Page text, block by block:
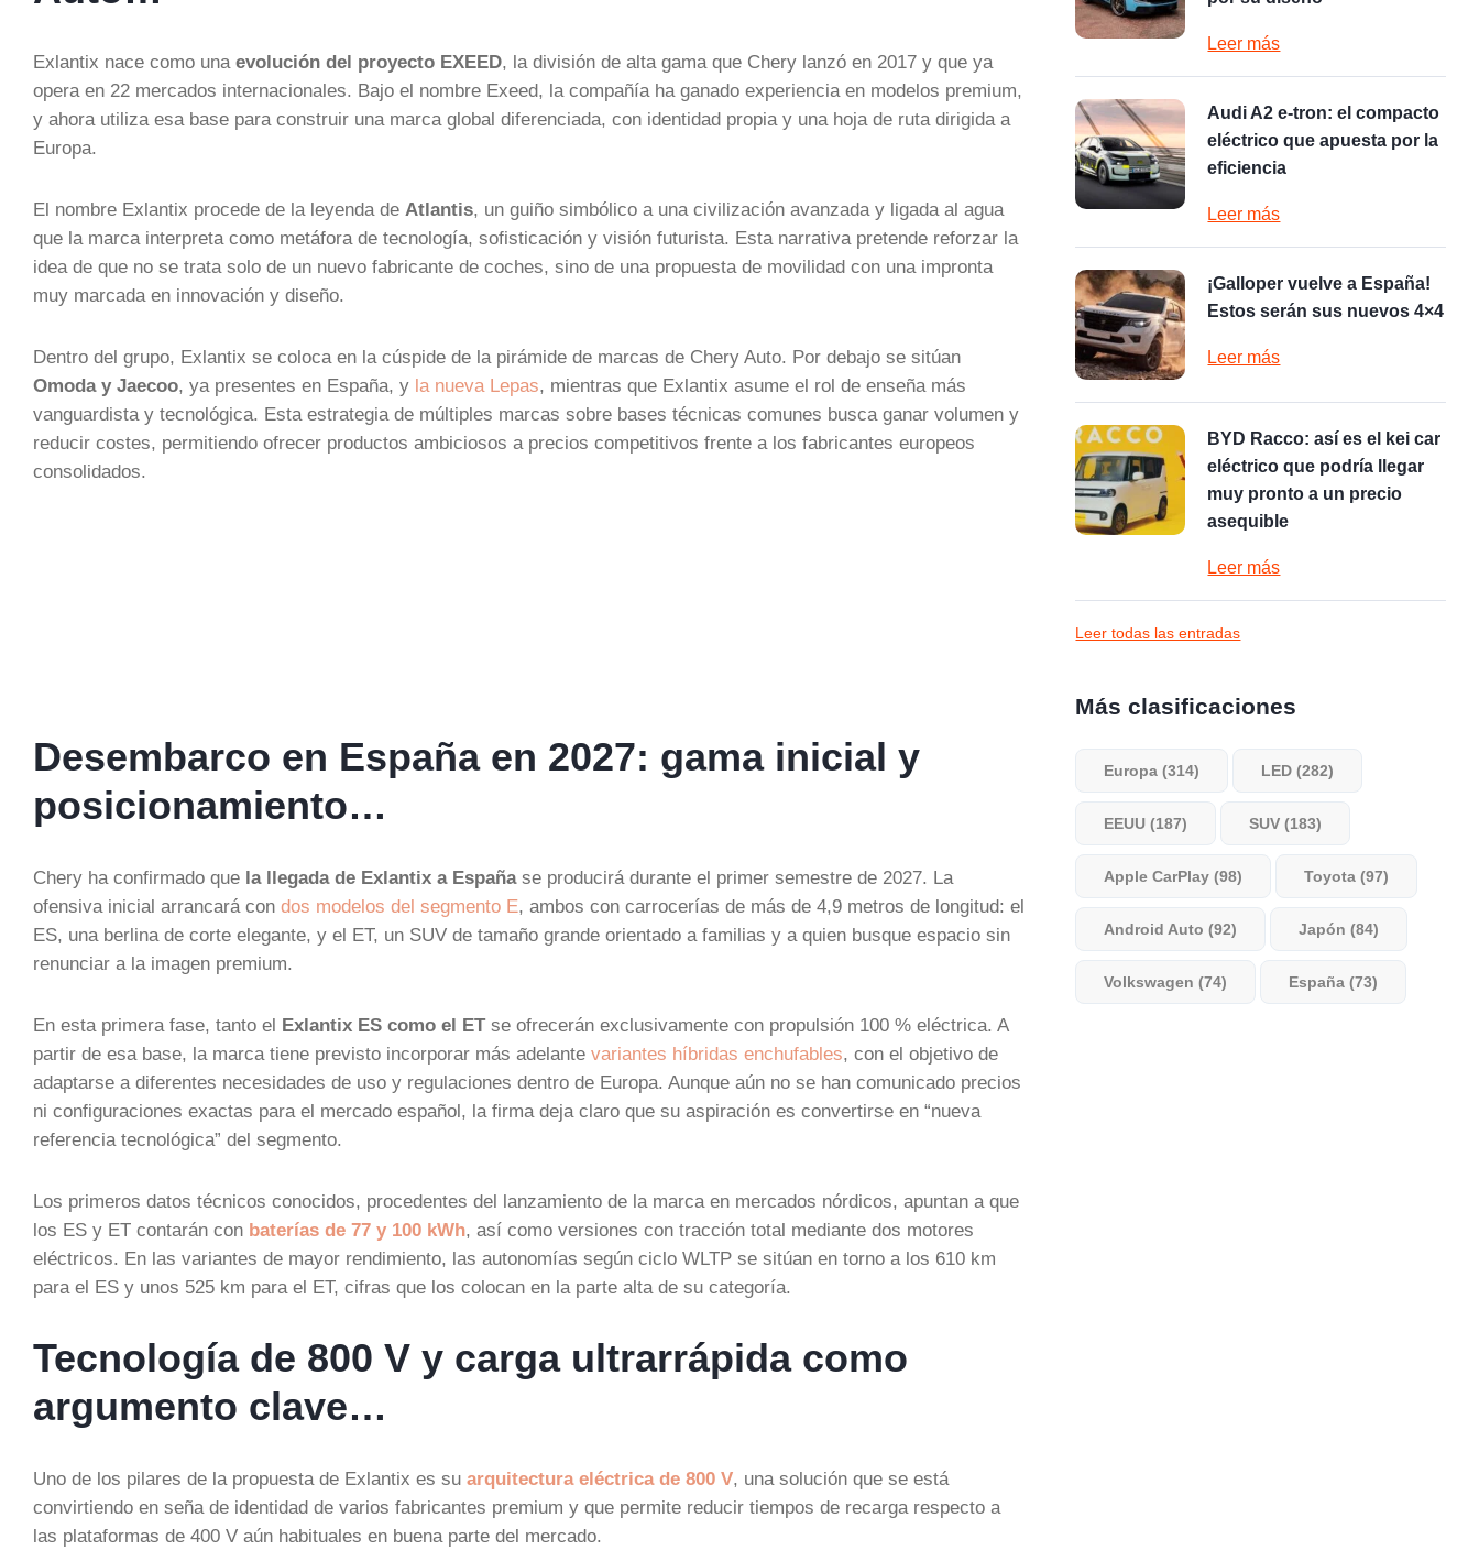
Exlantix nace como una evolución del proyecto EXEED, la división de alta gama que Chery lanzó en 2017 y que ya
opera en 22 mercados internacionales. Bajo el nombre Exeed, la compañía ha ganado experiencia en modelos premium,
y ahora utiliza esa base para construir una marca global diferenciada, con identidad propia y una hoja de ruta dirigida a
Europa.
El nombre Exlantix procede de la leyenda de Atlantis, un guiño simbólico a una civilización avanzada y ligada al agua
que la marca interpreta como metáfora de tecnología, sofisticación y visión futurista. Esta narrativa pretende reforzar la
idea de que no se trata solo de un nuevo fabricante de coches, sino de una propuesta de movilidad con una impronta
muy marcada en innovación y diseño.
Dentro del grupo, Exlantix se coloca en la cúspide de la pirámide de marcas de Chery Auto. Por debajo se sitúan
Omoda y Jaecoo, ya presentes en España, y la nueva Lepas, mientras que Exlantix asume el rol de enseña más
vanguardista y tecnológica. Esta estrategia de múltiples marcas sobre bases técnicas comunes busca ganar volumen y
reducir costes, permitiendo ofrecer productos ambiciosos a precios competitivos frente a los fabricantes europeos
consolidados.
Desembarco en España en 2027: gama inicial y
posicionamiento…
Chery ha confirmado que la llegada de Exlantix a Españase producirá durante el primer semestre de 2027. La
ofensiva inicial arrancará con dos modelos del segmento E, ambos con carrocerías de más de 4,9 metros de longitud: el
ES, una berlina de corte elegante, y el ET, un SUV de tamaño grande orientado a familias y a quien busque espacio sin
renunciar a la imagen premium.
En esta primera fase, tanto el Exlantix ES como el ETse ofrecerán exclusivamente con propulsión 100 % eléctrica. A
partir de esa base, la marca tiene previsto incorporar más adelante variantes híbridas enchufables, con el objetivo de
adaptarse a diferentes necesidades de uso y regulaciones dentro de Europa. Aunque aún no se han comunicado precios
ni configuraciones exactas para el mercado español, la firma deja claro que su aspiración es convertirse en “nueva
referencia tecnológica” del segmento.
Los primeros datos técnicos conocidos, procedentes del lanzamiento de la marca en mercados nórdicos, apuntan a que
los ES y ET contarán con baterías de 77 y 100 kWh, así como versiones con tracción total mediante dos motores
eléctricos. En las variantes de mayor rendimiento, las autonomías según ciclo WLTP se sitúan en torno a los 610 km
para el ES y unos 525 km para el ET, cifras que los colocan en la parte alta de su categoría.
Tecnología de 800 V y carga ultrarrápida como
argumento clave…
Uno de los pilares de la propuesta de Exlantix es su arquitectura eléctrica de 800 V, una solución que se está
convirtiendo en seña de identidad de varios fabricantes premium y que permite reducir tiempos de recarga respecto a
las plataformas de 400 V aún habituales en buena parte del mercado.
Leer más
Audi A2 e-tron: el compacto
eléctrico que apuesta por la
eficiencia
Leer más
¡Galloper vuelve a España!
Estos serán sus nuevos 4×4
Leer más
BYD Racco: así es el kei car
eléctrico que podría llegar
muy pronto a un precio
asequible
Leer más
Leer todas las entradas
Más clasificaciones
Europa (314) LED (282)
EEUU (187) SUV (183)
Apple CarPlay (98) Toyota (97)
Android Auto (92) Japón (84)
Volkswagen (74) España (73)